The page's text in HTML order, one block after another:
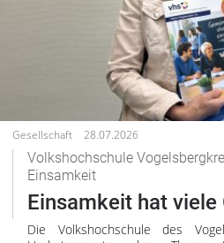
Gesellschaft 28.07.2026
Volkshochschule
Einsamkeit
Einsamkeit hat viele
Die Volkshochschule des